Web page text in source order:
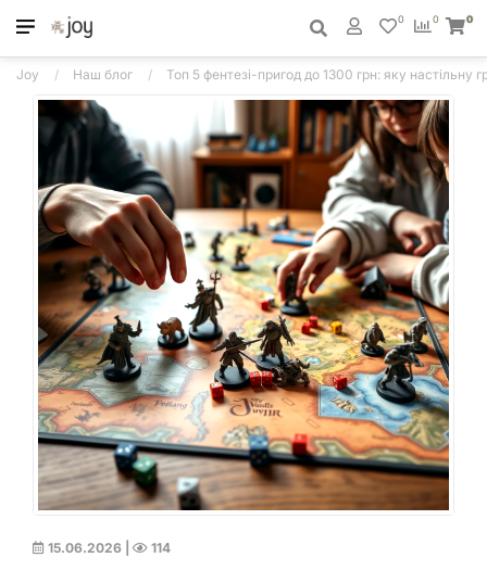
0
0 0
Joy Наш блог Топ 5 фентезі-пригод до 1300 грн: яку настільну
15.06.2026 114